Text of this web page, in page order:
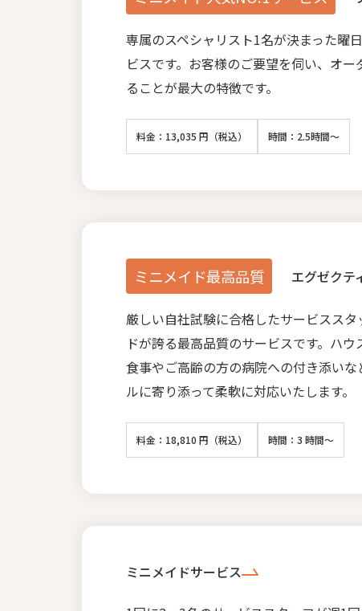
専属のスペシャリスト1名が決まった曜
ビスです。お客様のご要望を伺い、オ
ることが最大の特徴です。
料金：13,035 円（税込） 時間：2.5時間～
ミニメイド最高品質 エグゼクテ
厳しい自社試験に合格したサービスス
ドが誇る最高品質のサービスです。ハ
食事やご高齢の方の病院への付き添い
ルに寄り添って柔軟に対応いたします。
料金：18,810 円（税込） 時間：3 時間～
ミニメイドサービス